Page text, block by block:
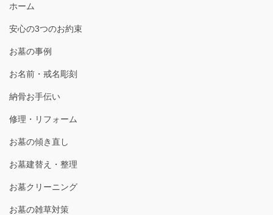
ホーム
安心の3つのお約束
お墓の事例
お名前・戒名彫刻
納骨お手伝い
修理・リフォーム
お墓の傾き直し
お墓建替え・整理
お墓クリーニング
お墓の雑草対策